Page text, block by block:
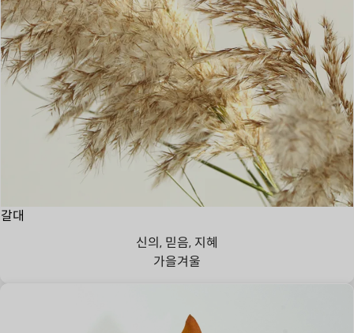
갈대
신의, 믿음, 지혜
가을겨울